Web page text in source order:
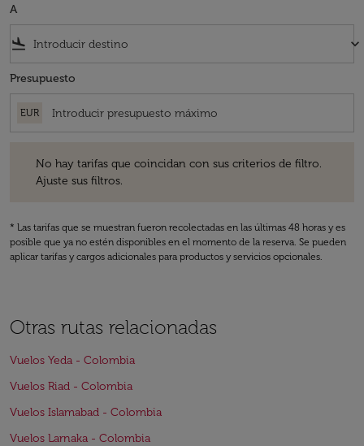
A
flight_land keyboard_arrow_down
Presupuesto
EUR
No hay tarifas que coincidan con sus criterios de filtro.
Ajuste sus filtros.
* Las tarifas que se muestran fueron recolectadas en las últimas 48 horas y es
posible que ya no estén disponibles en el momento de la reserva. Se pueden
aplicar tarifas y cargos adicionales para productos y servicios opcionales.
Otras rutas relacionadas
Vuelos Yeda - Colombia
Vuelos Riad - Colombia
Vuelos Islamabad - Colombia
Vuelos Larnaka - Colombia